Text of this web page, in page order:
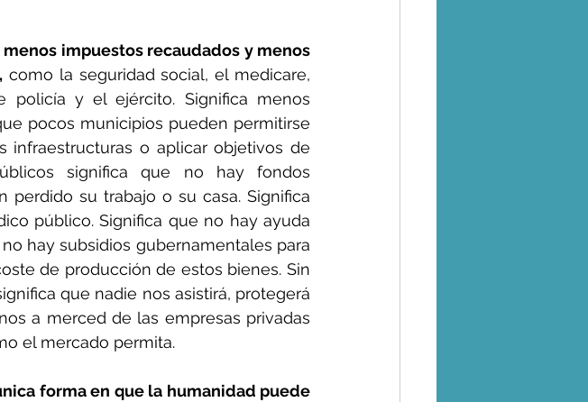
impuestos recaudados y menos
como la seguridad social, el medicare,
policía y el ejército. Significa menos
pocos municipios pueden permitirse
infraestructuras o aplicar objetivos de
significa que no hay fondos
perdido su trabajo o su casa. Significa
público. Significa que no hay ayuda
hay subsidios gubernamentales para
de producción de estos bienes. Sin
que nadie nos asistirá, protegerá
a merced de las empresas privadas
el mercado permita.
forma en que la humanidad puede